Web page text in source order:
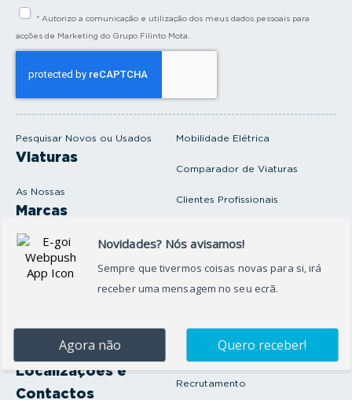
Pesquisar Novos ou Usados
Viaturas
As Nossas
Marcas
Produtos e serviços
Oficina
Onde Estamos
Localizações e
Contactos
Mobilidade Elétrica
Comparador de Viaturas
Clientes Profissionais
Seguros Protector
Artigos e Notícias
Recrutamento
* Autorizo a comunicação e utilização dos meus dados pessoais para
acções de Marketing do Grupo Filinto Mota.